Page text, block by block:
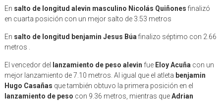
En salto de longitud alevin masculino Nicolás Quiñones finalizó
en cuarta posición con un mejor salto de 3.53 metros
En salto de longitud benjamin Jesus Búafinalizo séptimo con 2.66
metros .
El vencedor del lanzamiento de peso alevin fue Eloy Acuñacon un
mejor lanzamiento de 7.10 metros. Al igual que el atleta benjamin
Hugo Casañas que también obtuvo la primera posición en el
lanzamiento de peso con 9.36 metros, mientras queAdrian